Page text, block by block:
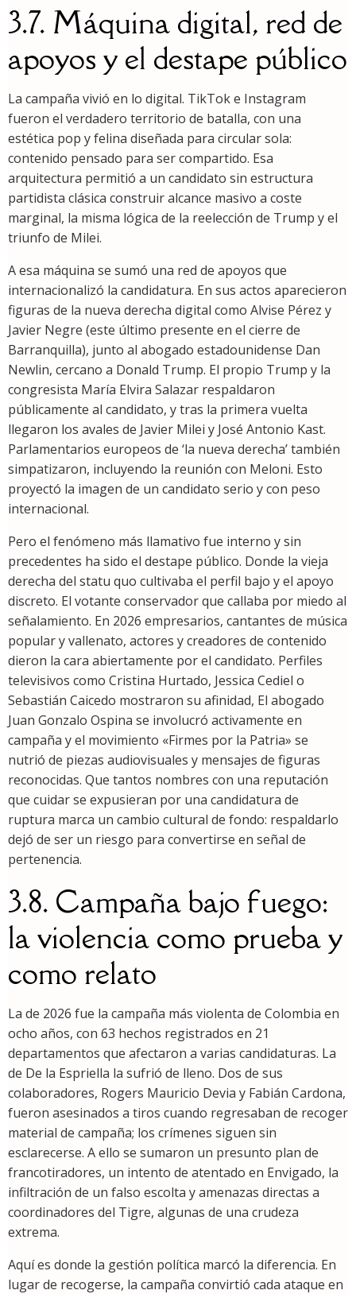
3.7. Máquina digital, red de
apoyos y el destape público
La campaña vivió en lo digital. TikTok e Instagram
fueron el verdadero territorio de batalla, con una
estética pop y felina diseñada para circular sola:
contenido pensado para ser compartido. Esa
arquitectura permitió a un candidato sin estructura
partidista clásica construir alcance masivo a coste
marginal, la misma lógica de la reelección de Trump y el
triunfo de Milei.
A esa máquina se sumó una red de apoyos que
internacionalizó la candidatura. En sus actos aparecieron
figuras de la nueva derecha digital como Alvise Pérez y
Javier Negre (este último presente en el cierre de
Barranquilla), junto al abogado estadounidense Dan
Newlin, cercano a Donald Trump. El propio Trump y la
congresista María Elvira Salazar respaldaron
públicamente al candidato, y tras la primera vuelta
llegaron los avales de Javier Milei y José Antonio Kast.
Parlamentarios europeos de ‘la nueva derecha’ también
simpatizaron, incluyendo la reunión con Meloni. Esto
proyectó la imagen de un candidato serio y con peso
internacional.
Pero el fenómeno más llamativo fue interno y sin
precedentes ha sido el destape público. Donde la vieja
derecha del statu quo cultivaba el perfil bajo y el apoyo
discreto. El votante conservador que callaba por miedo al
señalamiento. En 2026 empresarios, cantantes de música
popular y vallenato, actores y creadores de contenido
dieron la cara abiertamente por el candidato. Perfiles
televisivos como Cristina Hurtado, Jessica Cediel o
Sebastián Caicedo mostraron su afinidad, El abogado
Juan Gonzalo Ospina se involucró activamente en
campaña y el movimiento «Firmes por la Patria» se
nutrió de piezas audiovisuales y mensajes de figuras
reconocidas. Que tantos nombres con una reputación
que cuidar se expusieran por una candidatura de
ruptura marca un cambio cultural de fondo: respaldarlo
dejó de ser un riesgo para convertirse en señal de
pertenencia.
3.8. Campaña bajo fuego:
la violencia como prueba y
como relato
La de 2026 fue la campaña más violenta de Colombia en
ocho años, con 63 hechos registrados en 21
departamentos que afectaron a varias candidaturas. La
de De la Espriella la sufrió de lleno. Dos de sus
colaboradores, Rogers Mauricio Devia y Fabián Cardona,
fueron asesinados a tiros cuando regresaban de recoger
material de campaña; los crímenes siguen sin
esclarecerse. A ello se sumaron un presunto plan de
francotiradores, un intento de atentado en Envigado, la
infiltración de un falso escolta y amenazas directas a
coordinadores del Tigre, algunas de una crudeza
extrema.
Aquí es donde la gestión política marcó la diferencia. En
lugar de recogerse, la campaña convirtió cada ataque en